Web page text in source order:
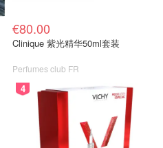
€80.00
Clinique 紫光精华50ml套装
Perfumes club FR
4